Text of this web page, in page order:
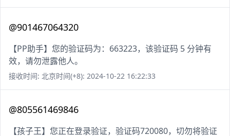
@901467064320
【PP助手】您的验证码为：663223，该验证码 5 分钟有
效，请勿泄露他人。
接收时间: 北京时间(+8): 2024-10-22 16:22:33
@805561469846
【孩子王】您正在登录验证，验证码720080，切勿将验证